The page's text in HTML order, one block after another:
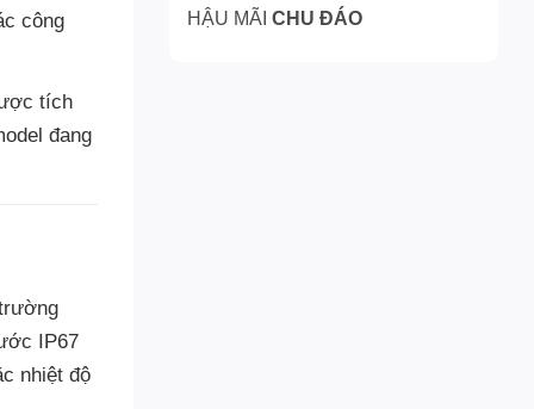
HẬU MÃI CHU ĐÁO
công
tích
đang
IP67
nhiệt độ